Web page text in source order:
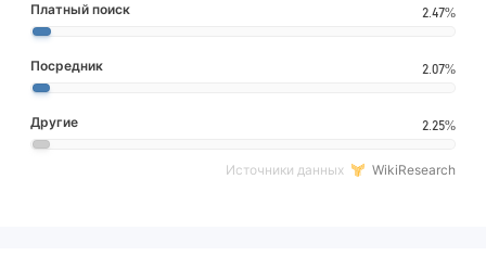
Платный поиск 2.47%
Посредник 2.07%
Другие 2.25%
Источники данных WikiResearch